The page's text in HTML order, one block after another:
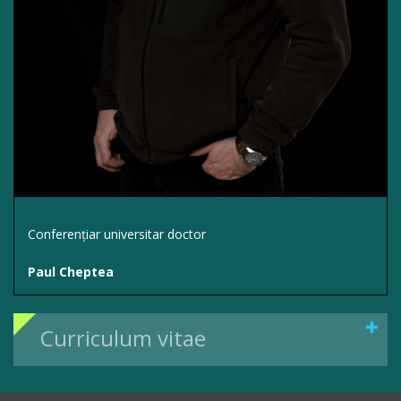
Conferențiar universitar doctor
Paul Cheptea
Curriculum vitae